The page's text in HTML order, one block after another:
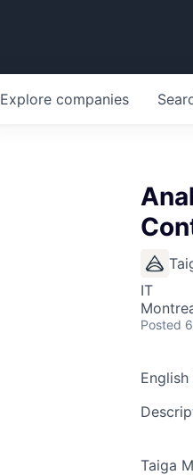
Explore companies
IT
Posted
Taiga